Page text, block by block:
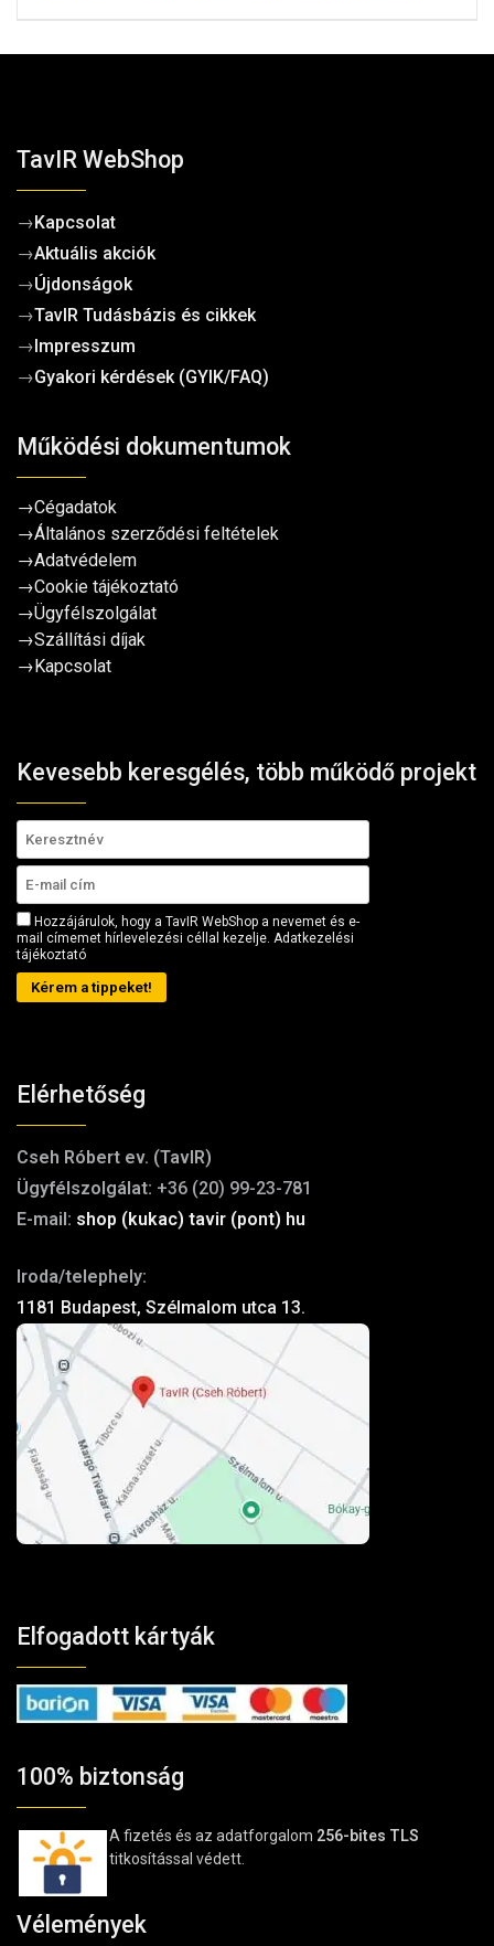
TavIR WebShop
→Kapcsolat
→Aktuális akciók
→Újdonságok
→TavIR Tudásbázis és cikkek
→ Impresszum
→Gyakori kérdések (GYIK/FAQ)
Működési dokumentumok
→Cégadatok
→Általános szerződési feltételek
→Adatvédelem
→Cookie tájékoztató
→Ügyfélszolgálat
→Szállítási díjak
→ Kapcsolat
Kevesebb keresgélés, több működő projekt
Hozzájárulok, hogy a TavIR WebShop a nevemet és e-
mail címemet hírlevelezési céllal kezelje. Adatkezelési
tájékoztató
Kérem a tippeket!
Elérhetőség
Cseh Róbert ev. (TavIR)
Ügyfélszolgálat: +36 (20) 99-23-781
E-mail: shop (kukac) tavir (pont) hu
Iroda/telephely:
1181 Budapest, Szélmalom utca 13.
Elfogadott kártyák
100% biztonság
A fizetés és az adatforgalom 256-bites TLS
titkosítással védett.
Vélemények